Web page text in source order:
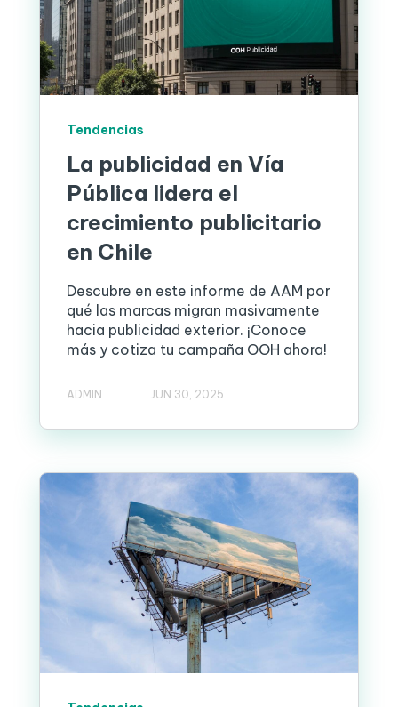
Tendencias
La publicidad en Vía
Pública lidera el
crecimiento publicitario
en Chile
Descubre en este informe de AAM por
qué las marcas migran masivamente
hacia publicidad exterior. ¡Conoce
más y cotiza tu campaña OOH ahora!
ADMIN JUN 30, 2025